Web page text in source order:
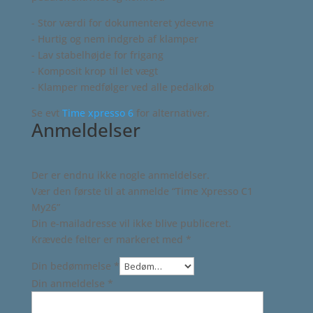
- Stor værdi for dokumenteret ydeevne
- Hurtig og nem indgreb af klamper
- Lav stabelhøjde for frigang
- Komposit krop til let vægt
- Klamper medfølger ved alle pedalkøb
Se evt Time xpresso 6for alternativer.
Anmeldelser
Der er endnu ikke nogle anmeldelser.
Vær den første til at anmelde “Time Xpresso C1
My26”
Din e-mailadresse vil ikke blive publiceret.
Krævede felter er markeret med *
Din bedømmelse *
Din anmeldelse *